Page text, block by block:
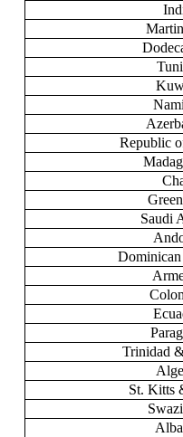
Republic
Saudi
Trinidad
St. Kitts